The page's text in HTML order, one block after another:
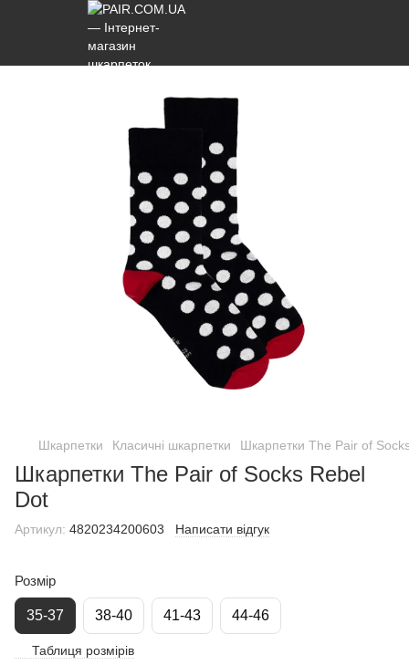
Шкарпетки Класичні шкарпетки Шкарпетки The Pair of
Шкарпетки The Pair of Socks Rebel
Dot
Артикул: 4820234200603 Написати відгук
Розмір
35-37 38-40 41-43 44-46
Таблиця розмірів